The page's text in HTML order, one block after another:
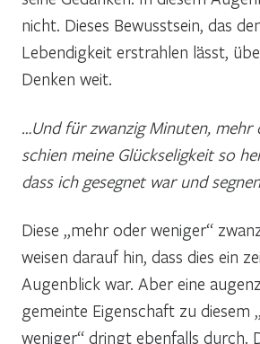
nicht. Dieses Bewusstsein, das
Lebendigkeit erstrahlen lässt,
Denken weit.
…Und für zwanzig Minuten, mehr
schien meine Glückseligkeit so
dass ich gesegnet war und
Diese „mehr oder weniger“
weisen darauf hin, dass dies ein
Augenblick war. Aber eine
gemeinte Eigenschaft zu diesem
weniger“ dringt ebenfalls durch.